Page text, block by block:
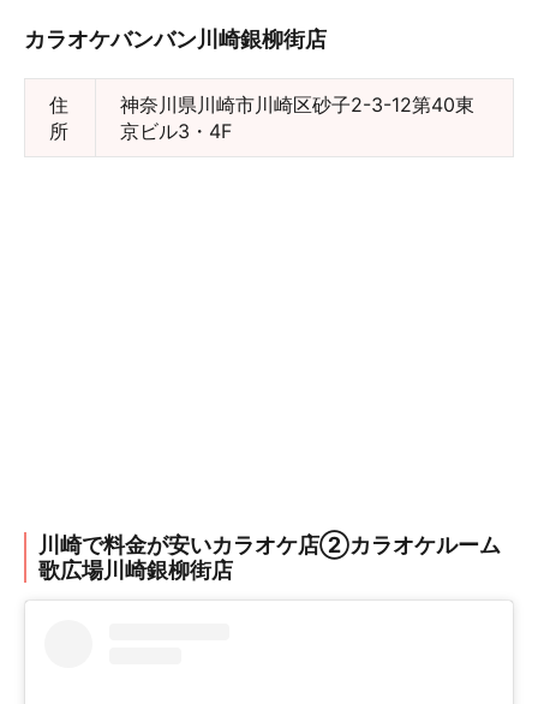
カラオケバンバン川崎銀柳街店
住
所
神奈川県川崎市川崎区砂子2-3-12第40東
京ビル3・4F
川崎で料金が安いカラオケ店②カラオケルーム
歌広場川崎銀柳街店